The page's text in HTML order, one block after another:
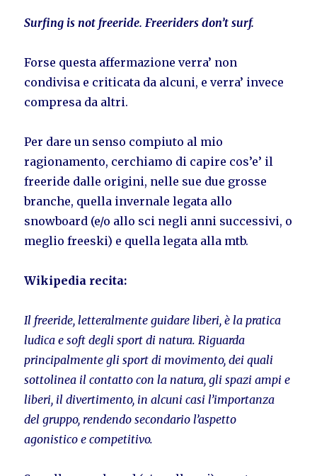
Surfing is not freeride. Freeriders don’t surf.
Forse questa affermazione verra’ non
condivisa e criticata da alcuni, e verra’ invece
compresa da altri.
Per dare un senso compiuto al mio
ragionamento, cerchiamo di capire cos’e’ il
freeride dalle origini, nelle sue due grosse
branche, quella invernale legata allo
snowboard (e/o allo sci negli anni successivi, o
meglio freeski) e quella legata alla mtb.
Wikipedia recita:
Il freeride, letteralmente guidare liberi, è la pratica
ludica e soft degli sport di natura. Riguarda
principalmente gli sport di movimento, dei quali
sottolinea il contatto con la natura, gli spazi ampi e
liberi, il divertimento, in alcuni casi l’importanza
del gruppo, rendendo secondario l’aspetto
agonistico e competitivo.